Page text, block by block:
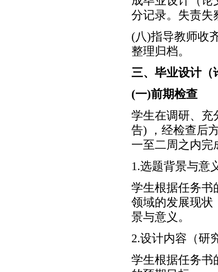
分记录。失责失
(八)指导教师收
整理归档。
三、毕业设计（
(一)前期检查
学生在调研、充
告) ，经检查后
一至二周之内完
1.选题背景与意
学生根据任务书
领域的发展现状
景与意义。
2.设计内容（研
学生根据任务书